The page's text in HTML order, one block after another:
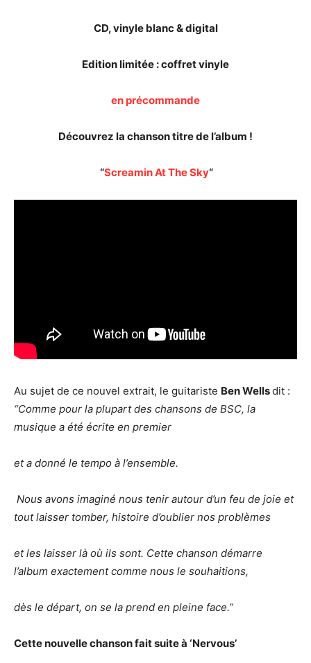
CD, vinyle blanc & digital
Edition limitée : coffret vinyle
en précommande
Découvrez la chanson titre de l’album !
“Screamin At The Sky“
Au sujet de ce nouvel extrait, le guitariste Ben Wellsdit :
“Comme pour la plupart des chansons de BSC, la
musique a été écrite en premier
et a donné le tempo à l’ensemble.
Nous avons imaginé nous tenir autour d’un feu de joie et
tout laisser tomber, histoire d’oublier nos problèmes
et les laisser là où ils sont. Cette chanson démarre
l’album exactement comme nous le souhaitions,
dès le départ, on se la prend en pleine face.”
Cette nouvelle chanson fait suite à ‘Nervous’